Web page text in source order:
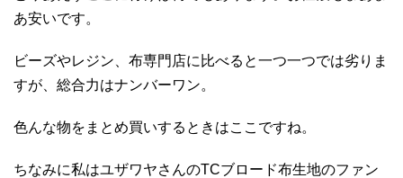
あ安いです。
ビーズやレジン、布専門店に比べると一つ一つでは劣りま
すが、総合力はナンバーワン。
色んな物をまとめ買いするときはここですね。
ちなみに私はユザワヤさんのTCブロード布生地のファン